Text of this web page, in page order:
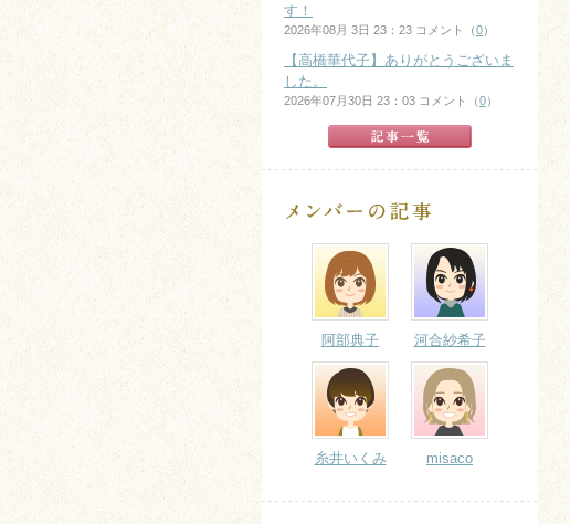
す！
2026年08月 3日 23：23 コメント（0）
【高橋華代子】ありがとうございま
した。
2026年07月30日 23：03 コメント（0）
阿部典子 河合紗希子
糸井いくみ misaco